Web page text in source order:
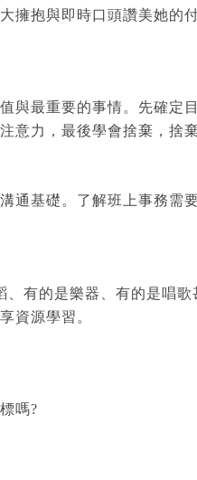
擁抱與即時口頭讚美她的付
與最重要的事情。先確定
意力，最後學會捨棄，捨
通基礎。了解班上事務需
有的是樂器、有的是唱歌
資源學習。
嗎?